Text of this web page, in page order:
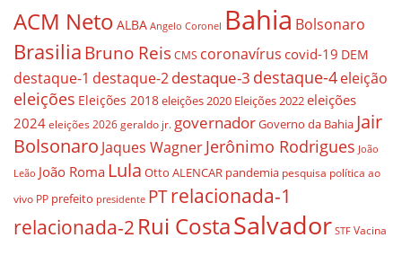
ACM Neto ALBA Angelo Coronel Bahia Bolsonaro
BrasiliaBruno ReisCMS coronavírus covid-19 DEM
destaque-1 destaque-2destaque-3 destaque-4eleição
eleições Eleições 2018eleições 2020 Eleições 2022eleições
2024 eleições 2026 geraldo jr. governadorGoverno da Bahia Jair
Bolsonaro Jaques WagnerJerônimo Rodrigues João
Leão João Roma Lula Otto ALENCAR pandemia pesquisa política ao
vivo PP prefeito presidente PTrelacionada-1
relacionada-2 Rui CostaSalvador STF Vacina